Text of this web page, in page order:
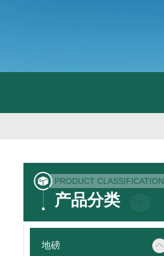
PRODUCT CLASSIFICATION
产品分类
地磅